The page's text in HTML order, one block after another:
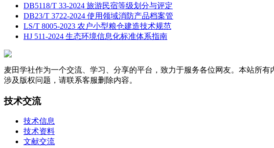
DB5118/T 33-2024 旅游民宿等级划分与评定
DB23/T 3722-2024 使用领域消防产品档案管
LS/T 8005-2023 农户小型粮仓建造技术规范
HJ 511-2024 生态环境信息化标准体系指南
麦田学社作为一个交流、学习、分享的平台，致力于服务各位网友。本站所
涉及版权问题，请联系客服删除内容。
技术交流
技术信息
技术资料
文献交流